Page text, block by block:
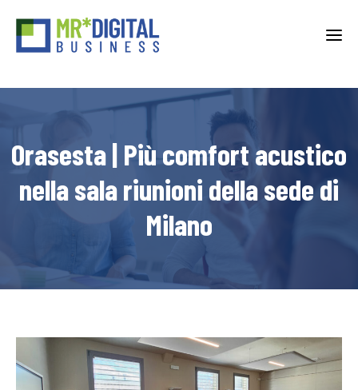
T
g
a
v
Orasesta | Più comfort acustico
nella sala riunioni della sede di
Milano